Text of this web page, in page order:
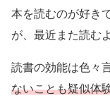
本を読むのが好き
が、最近また読む
読書の効能は色々
ないことも疑似体